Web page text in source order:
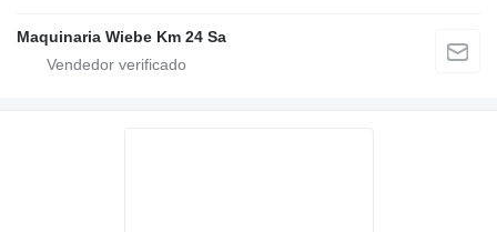
Maquinaria Wiebe Km 24 Sa